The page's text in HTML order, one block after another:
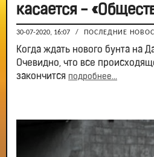
касается -
30-07-2020, 16:07 / ПОСЛЕДНИЕ
Когда ждать нового бунта на
Очевидно, что все
закончится подробнее...